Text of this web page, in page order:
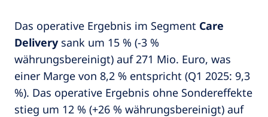
Das operative Ergebnis im Segment Care
Delivery sank um 15 % (-3 %
währungsbereinigt) auf 271 Mio. Euro, was
einer Marge von 8,2 % entspricht (Q1 2025: 9,3
%). Das operative Ergebnis ohne Sondereffekte
stieg um 12 % (+26 % währungsbereinigt) auf